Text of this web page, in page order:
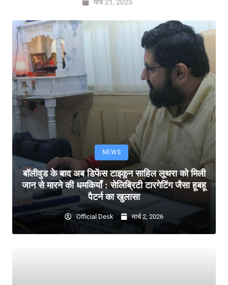
मार्च 21, 2025
NEWS
बॉलीवुड के बाद अब डिफेंस टाइकून साहिल लूथरा को मिली
जान से मारने की धमकियाँ : सेलिब्रिटी टारगेटिंग जैसा हूबहू
पैटर्न का खुलासा
Official Desk मार्च 2, 2026